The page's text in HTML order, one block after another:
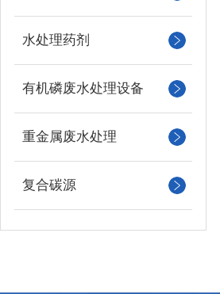
水处理药剂
有机磷废水处理设备
重金属废水处理
复合碳源